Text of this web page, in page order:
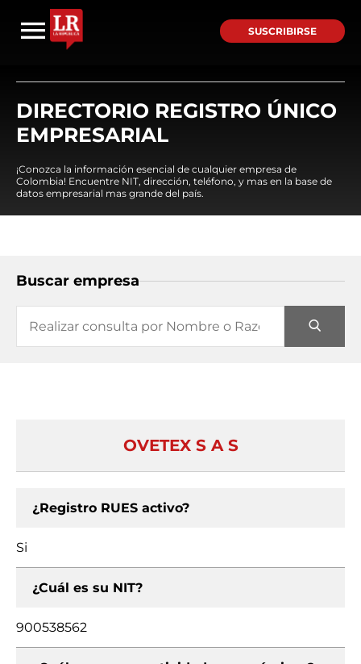
SUSCRIBIRSE
DIRECTORIO REGISTRO ÚNICO
EMPRESARIAL
¡Conozca la información esencial de cualquier empresa de
Colombia! Encuentre NIT, dirección, teléfono, y mas en la base de
datos empresarial mas grande del país.
Buscar empresa
OVETEX S A S
¿Registro RUES activo?
Si
¿Cuál es su NIT?
900538562